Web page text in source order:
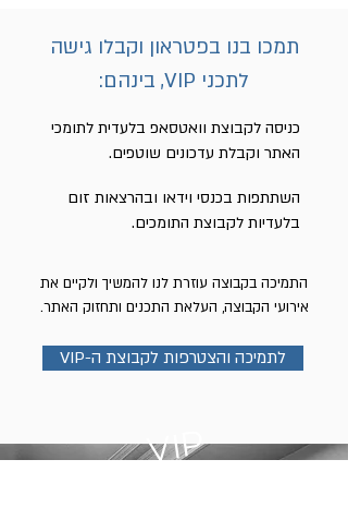
תמכו בנו בפטראון וקבלו גישה
לתכני VIP, בינהם:
כניסה לקבוצת וואטסאפ בלעדית לתומכי
האתר וקבלת עדכונים שוטפים.
השתתפות בכנסי וידאו ובהרצאות זום
בלעדיות לקבוצת התומכים.
התמיכה בקבוצה עוזרת לנו להמשיך ולקיים את
אירועי הקבוצה, העלאת התכנים ותחזוק האתר.
VIP-לתמיכה והצטרפות לקבוצת ה
VIP